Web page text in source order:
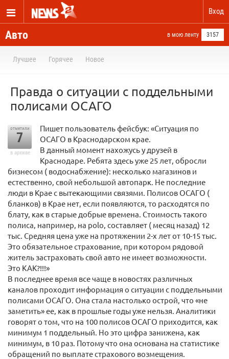
Вход
Авто в мою ленту 3157
Лучшее Горячее Новое
Правда о ситуации с поддельными
полисами ОСАГО
отметили
7
в архиве
Пишет пользователь фейсбук: «Ситуация по
ОСАГО в Краснодарском крае.
В данный момент нахожусь у друзей в
Краснодаре. Ребята здесь уже 25 лет, обросли
бизнесом ( водоснабжение): несколько магазинов и
естественно, свой небольшой автопарк. Не последние
люди в Крае с вытекающими связями. Полисов ОСАГО (
бланков) в Крае нет, если появляются, то расходятся по
блату, как в старые добрые времена. Стоимость такого
полиса, например, на polo, составляет ( месяц назад) 12
тыс. Средняя цена уже на протяжении 2-х лет от 10-15 тыс.
Это обязательное страхование, при котором рядовой
житель застраховать свой авто не имеет возможности.
Это КАК?!!!»
В последнее время все чаще в новостях различных
каналов проходит информация о ситуации с поддельными
полисами ОСАГО. Она стала настолько острой, что «не
заметить» ее, как в прошлые годы уже нельзя. Аналитики
говорят о том, что на 100 полисов ОСАГО приходится, как
минимум 1 поддельный. Но это цифра занижена, как
минимум, в 10 раз. Потому что она основана на статистике
обращений по выплате страхового возмещения.